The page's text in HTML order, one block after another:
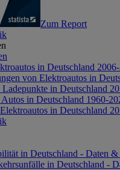
Zum Report
in Deutschland
von Elektroautos in
in Deutschland
in Deutschland 1960-
in Deutschland
in Deutschland - Daten &
in Deutschland -